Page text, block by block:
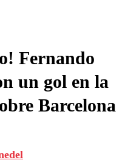
Fernando
un gol en la
Barcelona